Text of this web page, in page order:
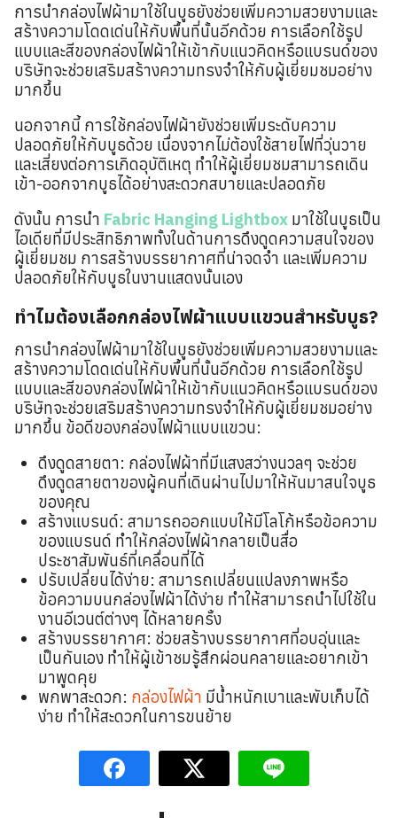
การนำกล่องไฟผ้ามาใช้ในบูธยังช่วยเพิ่มความสวยงามและ
สร้างความโดดเด่นให้กับพื้นที่นั้นอีกด้วย การเลือกใช้รูป
แบบและสีของกล่องไฟผ้าให้เข้ากับแนวคิดหรือแบรนด์ของ
บริษัทจะช่วยเสริมสร้างความทรงจำให้กับผู้เยี่ยมชมอย่าง
มากขึ้น
นอกจากนี้ การใช้กล่องไฟผ้ายังช่วยเพิ่มระดับความ
ปลอดภัยให้กับบูธด้วย เนื่องจากไม่ต้องใช้สายไฟที่วุ่นวาย
และเสี่ยงต่อการเกิดอุบัติเหตุ ทำให้ผู้เยี่ยมชมสามารถเดิน
เข้า-ออกจากบูธได้อย่างสะดวกสบายและปลอดภัย
ดังนั้น การนำ Fabric Hanging Lightbox มาใช้ในบูธเป็น
ไอเดียที่มีประสิทธิภาพทั้งในด้านการดึงดูดความสนใจของ
ผู้เยี่ยมชม การสร้างบรรยากาศที่น่าจดจำ และเพิ่มความ
ปลอดภัยให้กับบูธในงานแสดงนั้นเอง
ทำไมต้องเลือกกล่องไฟผ้าแบบแขวนสำหรับบูธ?
การนำกล่องไฟผ้ามาใช้ในบูธยังช่วยเพิ่มความสวยงามและ
สร้างความโดดเด่นให้กับพื้นที่นั้นอีกด้วย การเลือกใช้รูป
แบบและสีของกล่องไฟผ้าให้เข้ากับแนวคิดหรือแบรนด์ของ
บริษัทจะช่วยเสริมสร้างความทรงจำให้กับผู้เยี่ยมชมอย่าง
มากขึ้น ข้อดีของกล่องไฟผ้าแบบแขวน:
ดึงดูดสายตา: กล่องไฟผ้าที่มีแสงสว่างนวลๆ จะช่วย
ดึงดูดสายตาของผู้คนที่เดินผ่านไปมาให้หันมาสนใจบูธ
ของคุณ
สร้างแบรนด์: สามารถออกแบบให้มีโลโก้หรือข้อความ
ของแบรนด์ ทำให้กล่องไฟผ้ากลายเป็นสื่อ
ประชาสัมพันธ์ที่เคลื่อนที่ได้
ปรับเปลี่ยนได้ง่าย: สามารถเปลี่ยนแปลงภาพหรือ
ข้อความบนกล่องไฟผ้าได้ง่าย ทำให้สามารถนำไปใช้ใน
งานอีเวนต์ต่างๆ ได้หลายครั้ง
สร้างบรรยากาศ: ช่วยสร้างบรรยากาศที่อบอุ่นและ
เป็นกันเอง ทำให้ผู้เข้าชมรู้สึกผ่อนคลายและอยากเข้า
มาพูดคุย
พกพาสะดวก: กล่องไฟผ้า มีน้ำหนักเบาและพับเก็บได้
ง่าย ทำให้สะดวกในการขนย้าย